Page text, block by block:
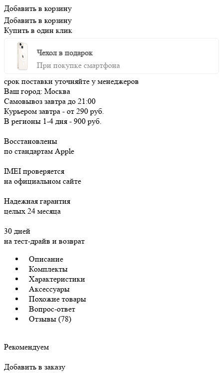
Добавить в корзину
Добавить в корзину
Купить в один клик
Чехол в подарок
При покупке смартфона
срок поставки уточняйте у менеджеров
Ваш город: Москва
Самовывоз завтра до 21:00
Курьером завтра - от 290 руб.
В регионы 1-4 дня - 900 руб.
Восстановлены
по стандартам Apple
IMEI проверяется
на официальном сайте
Надежная гарантия
целых 24 месяца
30 дней
на тест-драйв и возврат
Описание
Комплекты
Характеристики
Аксессуары
Похожие товары
Вопрос-ответ
Отзывы (78)
Рекомендуем
Добавить в заказу